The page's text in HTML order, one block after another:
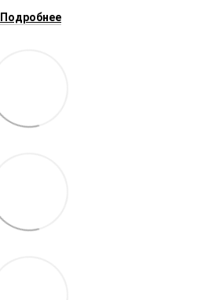
Подробнее